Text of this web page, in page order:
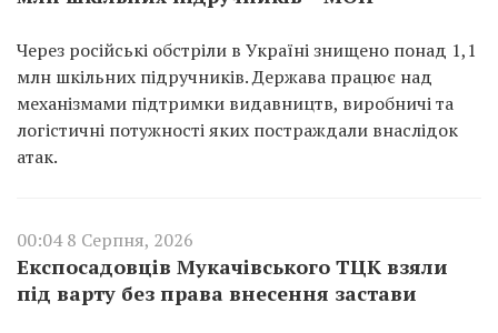
Через російські обстріли в Україні знищено понад 1,1
млн шкільних підручників. Держава працює над
механізмами підтримки видавництв, виробничі та
логістичні потужності яких постраждали внаслідок
атак.
00:04 8 Серпня, 2026
Експосадовців Мукачівського ТЦК взяли
під варту без права внесення застави